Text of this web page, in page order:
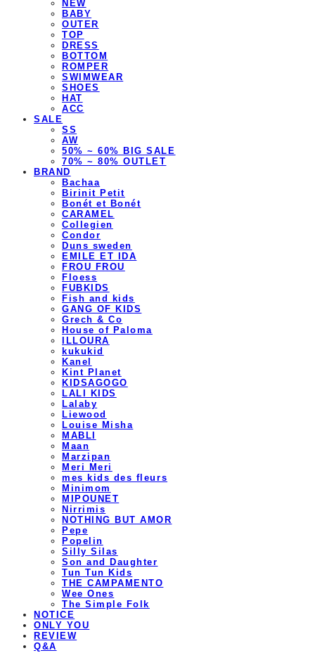
NEW
BABY
OUTER
TOP
DRESS
BOTTOM
ROMPER
SWIMWEAR
SHOES
HAT
ACC
SALE
SS
AW
50% ~ 60% BIG SALE
70% ~ 80% OUTLET
BRAND
Bachaa
Birinit Petit
Bonét et Bonét
CARAMEL
Collegien
Condor
Duns sweden
EMILE ET IDA
FROU FROU
Floess
FUBKIDS
Fish and kids
GANG OF KIDS
Grech & Co
House of Paloma
ILLOURA
kukukid
Kanel
Kint Planet
KIDSAGOGO
LALI KIDS
Lalaby
Liewood
Louise Misha
MABLI
Maan
Marzipan
Meri Meri
mes kids des fleurs
Minimom
MIPOUNET
Nirrimis
NOTHING BUT AMOR
Pepe
Popelin
Silly Silas
Son and Daughter
Tun Tun Kids
THE CAMPAMENTO
Wee Ones
The Simple Folk
NOTICE
ONLY YOU
REVIEW
Q&A